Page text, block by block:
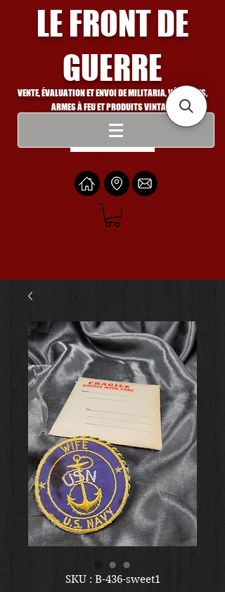
LE FRONT DE
GUERRE
VENTE, ÉVALUATION ET ENVOI DE MILITARIA, VÉHICULES,
ARMES À FEU ET PRODUITS VINTAGE
Se connecter
SKU : B-436-sweet1